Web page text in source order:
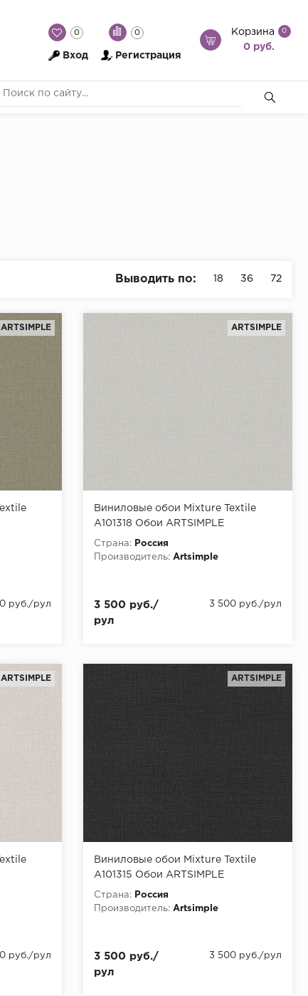
0 0
Вход Регистрация
Корзина 0
0 руб.
Выводить по: 18 36 72
ARTSIMPLE
руб./рул
ARTSIMPLE
Виниловые обои Mixture Textile
A101318 Обои ARTSIMPLE
(Mixture Textile) (1*6) 10,00x1,06
винил на флизелине
Страна:
Россия
Производитель: Artsimple
3 500 руб./
рул
3 500 руб./рул
ARTSIMPLE
руб./рул
ARTSIMPLE
Виниловые обои Mixture Textile
A101315 Обои ARTSIMPLE
(Mixture Textile) (1*6) 10,00x1,06
винил на флизелине
Страна:
Россия
Производитель: Artsimple
3 500 руб./
рул
3 500 руб./рул